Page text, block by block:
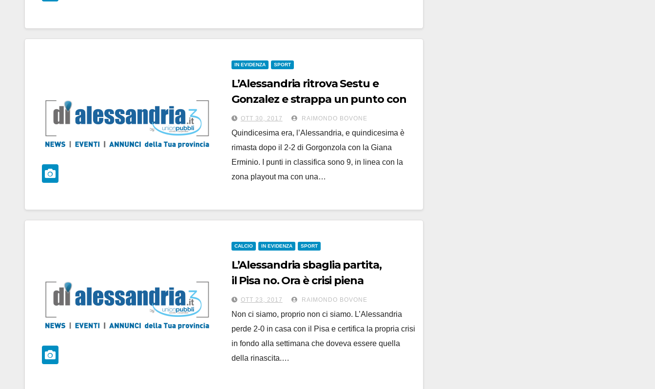
IN EVIDENZA SPORT
L’Alessandria ritrova Sestu e
Gonzalez e strappa un punto con
la Giana: 2-2
OTT 30, 2017 RAIMONDO BOVONE
Quindicesima era, l’Alessandria, e quindicesima è
rimasta dopo il 2-2 di Gorgonzola con la Giana
Erminio. I punti in classifica sono 9, in linea con la
zona playout ma con una…
CALCIO IN EVIDENZA SPORT
L’Alessandria sbaglia partita,
il Pisa no. Ora è crisi piena
e la classifica fa paura
OTT 23, 2017 RAIMONDO BOVONE
Non ci siamo, proprio non ci siamo. L’Alessandria
perde 2-0 in casa con il Pisa e certifica la propria crisi
in fondo alla settimana che doveva essere quella
della rinascita.…